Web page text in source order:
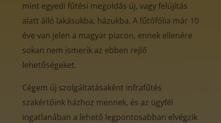
mint egyedi fűtési megoldás új, vagy felújítás
alatt álló lakásukba, házukba. A fűtőfólia már 10
éve van jelen a magyar piacon, ennek ellenére
sokan nem ismerik az ebben rejlő
lehetőségeket.
Cégem új szolgáltatásaként infrafűtés
szakértőink házhoz mennek, és az ügyfél
ingatlanában a lehető legpontosabban elvégzik